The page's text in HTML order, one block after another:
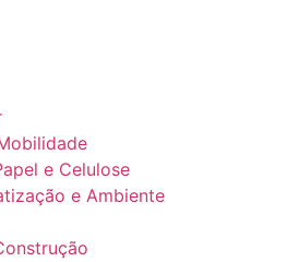
e Celulose
e Ambiente